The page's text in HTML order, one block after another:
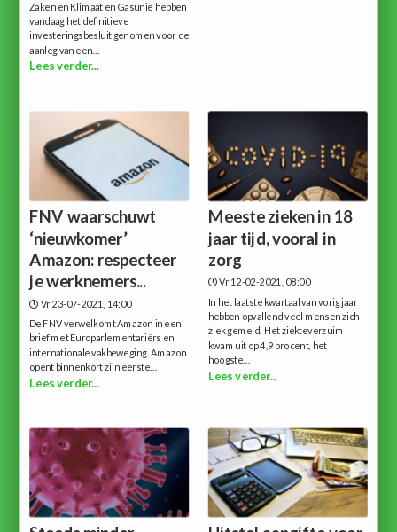
Zaken en Klimaat en Gasunie hebben
vandaag het definitieve
investeringsbesluit genomen voor de
aanleg van een...
Lees verder...
FNV waarschuwt
‘nieuwkomer’
Amazon: respecteer
je werknemers...
Vr 23-07-2021, 14:00
De FNV verwelkomt Amazon in een
brief met Europarlementariërs en
internationale vakbeweging. Amazon
opent binnenkort zijn eerste...
Lees verder...
Meeste zieken in 18
jaar tijd, vooral in
zorg
Vr 12-02-2021, 08:00
In het laatste kwartaal van vorig jaar
hebben opvallend veel mensen zich
ziek gemeld. Het ziekteverzuim
kwam uit op 4,9 procent, het
hoogste...
Lees verder...